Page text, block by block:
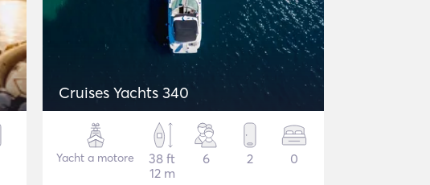
Cruises Yachts 340
Yacht a motore
38 ft
12 m
6 2 0